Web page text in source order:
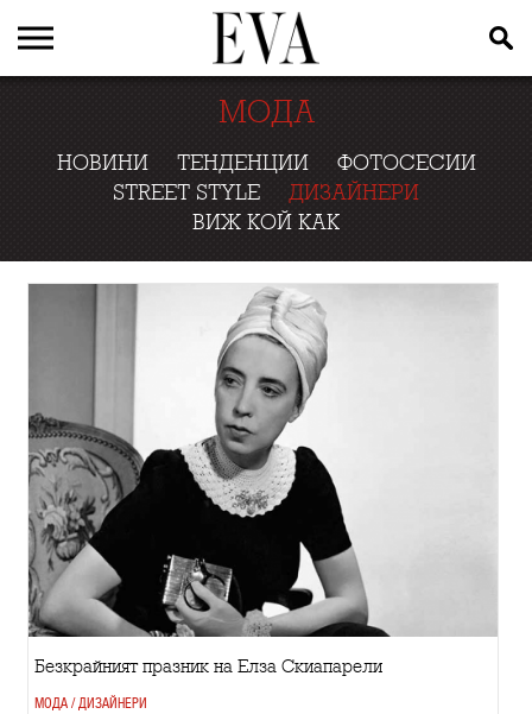
МОДА
НОВИНИ ТЕНДЕНЦИИ
ФОТОСЕСИИ
STREET STYLE
ДИЗАЙНЕРИ
ВИЖ КОЙ КАК
Безкрайният празник на Елза Скиапарели
МОДА / ДИЗАЙНЕРИ